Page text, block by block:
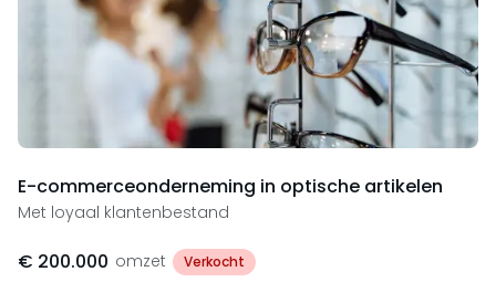
E-commerceonderneming in optische artikelen
Met loyaal klantenbestand
€ 200.000 omzet Verkocht